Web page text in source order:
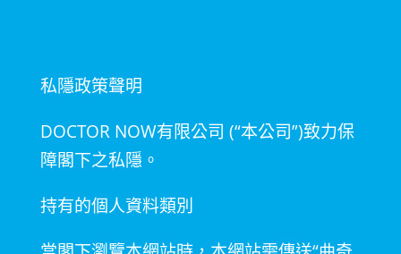
私隱政策聲明
DOCTOR NOW有限公司 (“本公司”)致力保
障閣下之私隱。
持有的個人資料類別